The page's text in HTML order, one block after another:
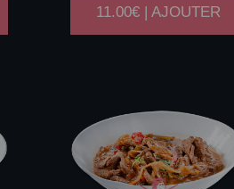
11.00€ | AJOUTER